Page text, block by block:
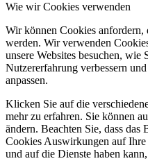
Wie wir Cookies verwenden
Wir können Cookies anfordern,
werden. Wir verwenden
unsere Websites besuchen, wie
Nutzererfahrung verbessern
anpassen.
Klicken Sie auf die
mehr zu erfahren. Sie können
ändern. Beachten Sie, dass
Cookies Auswirkungen auf
und auf die Dienste haben